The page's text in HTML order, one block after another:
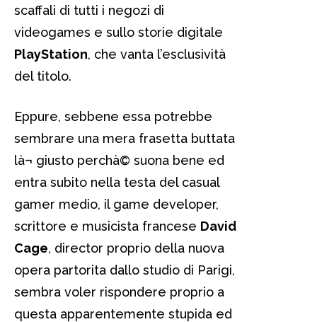
scaffali di tutti i negozi di
videogames e sullo storie digitale
PlayStation, che vanta l’esclusività
del titolo.
Eppure, sebbene essa potrebbe
sembrare una mera frasetta buttata
là¬ giusto perchà© suona bene ed
entra subito nella testa del casual
gamer medio, il game developer,
scrittore e musicista francese David
Cage, director proprio della nuova
opera partorita dallo studio di Parigi,
sembra voler rispondere proprio a
questa apparentemente stupida ed